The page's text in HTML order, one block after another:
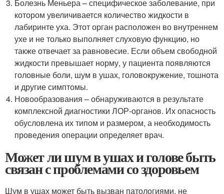
Болезнь Меньера – специфическое заболевание, при
котором увеличивается количество жидкости в
лабиринте уха. Этот орган расположен во внутреннем
ухе и не только выполняет слуховую функцию, но
также отвечает за равновесие. Если объем свободной
жидкости превышает норму, у пациента появляются
головные боли, шум в ушах, головокружение, тошнота
и другие симптомы.
Новообразования – обнаруживаются в результате
комплексной диагностики ЛОР-органов. Их опасность
обусловлена их типом и размером, а необходимость
проведения операции определяет врач.
Может ли шум в ушах и голове быть
связан с проблемами со здоровьем
Шум в ушах может быть вызван патологиями, не